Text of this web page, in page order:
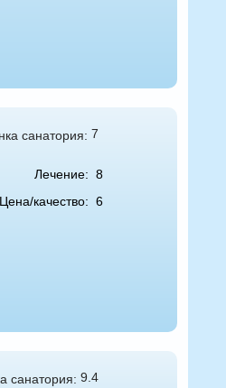
санатория: 7
Лечение: 8
Цена/качество: 6
санатория: 9.4